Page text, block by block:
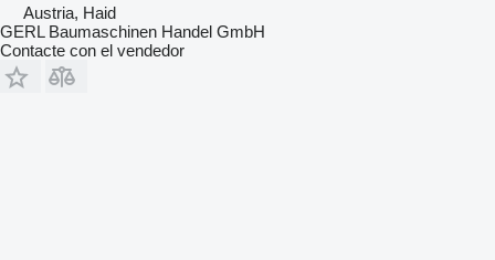
Austria, Haid
GERL Baumaschinen Handel GmbH
Contacte con el vendedor